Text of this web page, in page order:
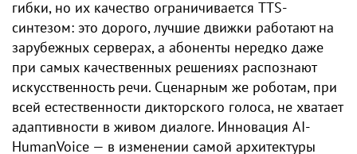
гибки, но их качество ограничивается TTS-
синтезом: это дорого, лучшие движки работают на
зарубежных серверах, а абоненты нередко даже
при самых качественных решениях распознают
искусственность речи. Сценарным же роботам, при
всей естественности дикторского голоса, не хватает
адаптивности в живом диалоге. Инновация AI-
HumanVoice — в изменении самой архитектуры